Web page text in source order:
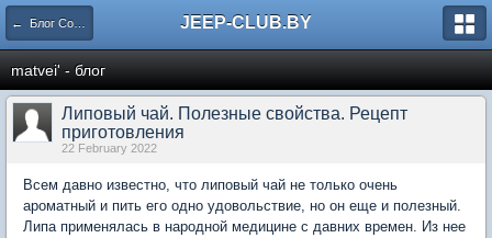
← Блог Сообщества JEEP-CLUB.BY
matvei' - блог
Липовый чай. Полезные свойства. Рецепт
приготовления
22 February 2022
Всем давно известно, что липовый чай не только очень
ароматный и пить его одно удовольствие, но он еще и полезный.
Липа применялась в народной медицине с давних времен. Из нее